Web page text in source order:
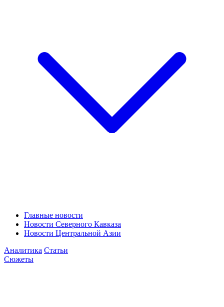
Главные новости
Новости Северного Кавказа
Новости Центральной Азии
Аналитика Статьи
Сюжеты